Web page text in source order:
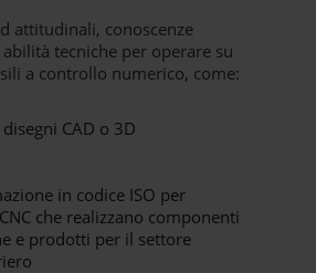
attitudinali, conoscenze
tecniche per operare su
a controllo numerico, come:
CAD o 3D
in codice ISO per
che realizzano componenti
e prodotti per il settore